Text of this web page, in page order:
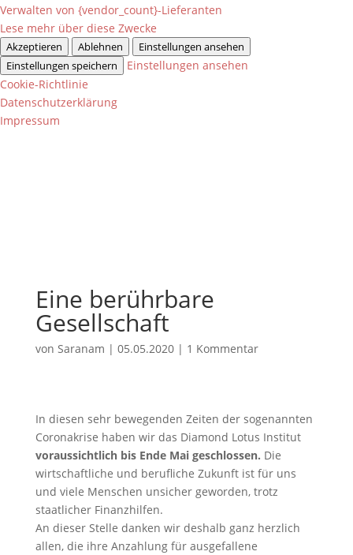
Verwalten von {vendor_count}-Lieferanten
Lese mehr über diese Zwecke
Akzeptieren Ablehnen
Einstellungen ansehen
Einstellungen speichern
Einstellungen ansehen
Cookie-Richtlinie
Datenschutzerklärung
Impressum
Eine berührbare
Gesellschaft
von Saranam | 05.05.2020| 1 Kommentar
In diesen sehr bewegenden Zeiten der sogenannten
Coronakrise haben wir das Diamond Lotus Institut
voraussichtlich bis Ende Mai geschlossen. Die
wirtschaftliche und berufliche Zukunft ist für uns
und viele Menschen unsicher geworden, trotz
staatlicher Finanzhilfen.
An dieser Stelle danken wir deshalb ganz herzlich
allen, die ihre Anzahlung für ausgefallene